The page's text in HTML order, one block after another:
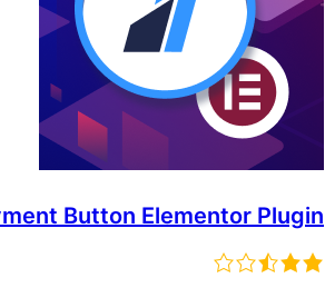
Button Elementor Plugin